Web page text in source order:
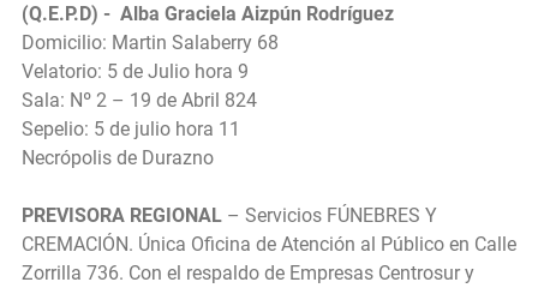
(Q.E.P.D) - Alba Graciela Aizpún Rodríguez
Domicilio: Martin Salaberry 68
Velatorio: 5 de Julio hora 9
Sala: Nº 2 – 19 de Abril 824
Sepelio: 5 de julio hora 11
Necrópolis de Durazno
PREVISORA REGIONAL – Servicios FÚNEBRES Y
CREMACIÓN. Única Oficina de Atención al Público en Calle
Zorrilla 736. Con el respaldo de Empresas Centrosur y